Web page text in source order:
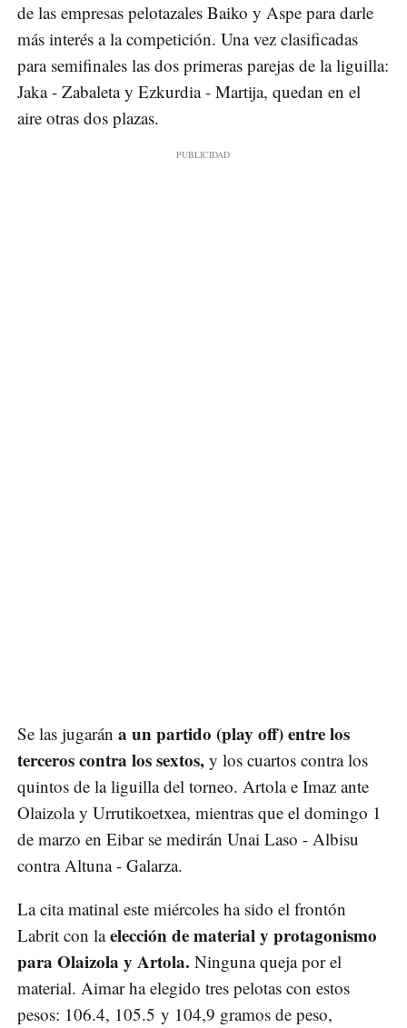
de las empresas pelotazales Baiko y Aspe para darle
más interés a la competición. Una vez clasificadas
para semifinales las dos primeras parejas de la liguilla:
Jaka - Zabaleta y Ezkurdia - Martija, quedan en el
aire otras dos plazas.
Se las jugarán a un partido (play off) entre los
terceros contra los sextos, y los cuartos contra los
quintos de la liguilla del torneo. Artola e Imaz ante
Olaizola y Urrutikoetxea, mientras que el domingo 1
de marzo en Eibar se medirán Unai Laso - Albisu
contra Altuna - Galarza.
La cita matinal este miércoles ha sido el frontón
Labrit con laelección de material y protagonismo
para Olaizola y Artola. Ninguna queja por el
material. Aimar ha elegido tres pelotas con estos
pesos: 106.4, 105.5 y 104,9 gramos de peso,